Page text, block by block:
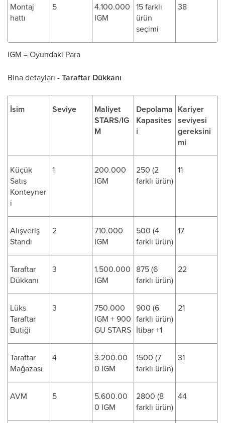
Montaj
hattı
5
4.100.000
IGM
15 farklı
ürün
seçimi
38
IGM = Oyundaki Para
Bina detayları -Taraftar Dükkanı
İsim Seviye
Maliyet
STARS/IG
M
Depolama
Kapasites
i
Kariyer
seviyesi
gereksini
mi
Küçük
Satış
Konteyner
i
1
200.000
IGM
250 (2
farklı ürün)
11
Alışveriş
Standı
2
710.000
IGM
500 (4
farklı ürün)
17
Taraftar
Dükkanı
3
1.500.000
IGM
875 (6
farklı ürün)
22
Lüks
Taraftar
Butiği
3
750.000
IGM + 900
GU STARS
900 (6
farklı ürün)
İtibar +1
21
Taraftar
Mağazası
4
3.200.00
0 IGM
1500 (7
farklı ürün)
31
AVM 5
5.600.00
0 IGM
2800 (8
farklı ürün)
44